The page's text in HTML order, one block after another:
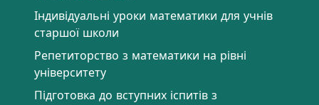
Індивідуальні уроки математики для учнів
старшої школи
Репетиторство з математики на рівні
університету
Підготовка до вступних іспитів з